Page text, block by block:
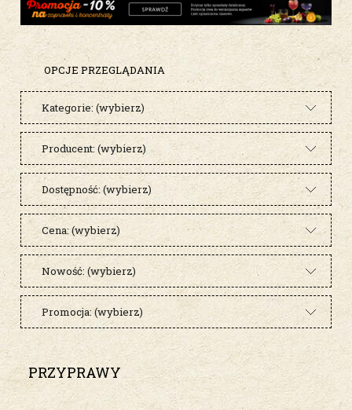
OPCJE PRZEGLĄDANIA
Kategorie: (wybierz)
Producent: (wybierz)
Dostępność: (wybierz)
Cena: (wybierz)
Nowość: (wybierz)
Promocja: (wybierz)
PRZYPRAWY